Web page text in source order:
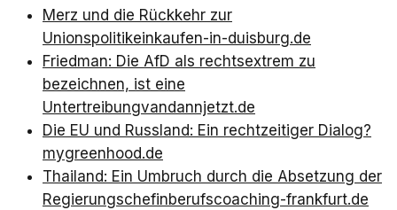
Merz und die Rückkehr zur
Unionspolitikeinkaufen-in-duisburg.de
Friedman: Die AfD als rechtsextrem zu
bezeichnen, ist eine
Untertreibungvandannjetzt.de
Die EU und Russland: Ein rechtzeitiger Dialog?
mygreenhood.de
Thailand: Ein Umbruch durch die Absetzung der
Regierungschefinberufscoaching-frankfurt.de